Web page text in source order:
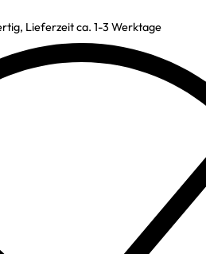
Lieferzeit ca. 1-3 Werktage